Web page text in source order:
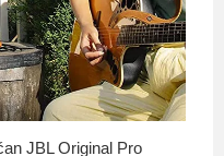
JBL Original Pro